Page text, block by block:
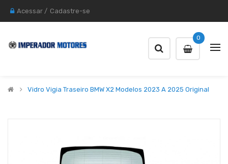
Acessar / Cadastre-se
0
Vidro Vigia Traseiro BMW X2 Modelos 2023 A 2025 Original